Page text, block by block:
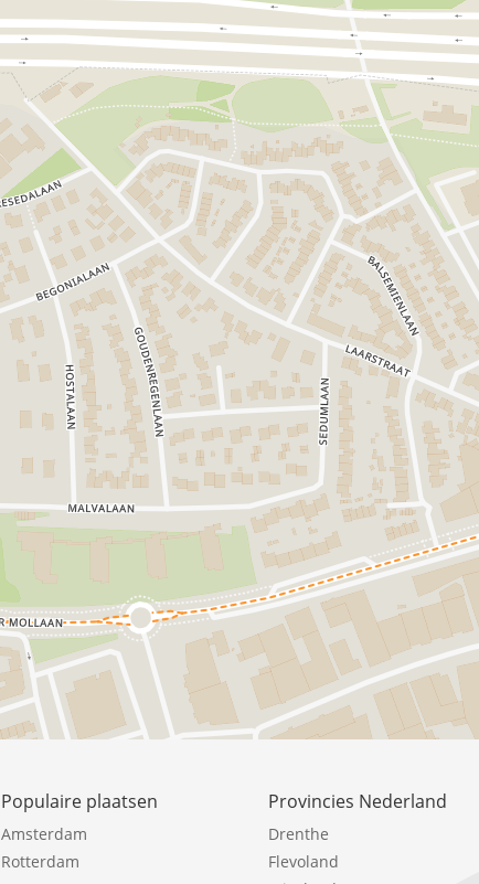
Populaire plaatsen
Amsterdam
Rotterdam
Provincies Nederland
Drenthe
Flevoland